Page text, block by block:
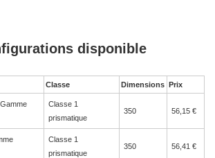
disponible
Classe Dimensions Prix
Classe 1
prismatique
350 56,15 €
Classe 1
prismatique
350 56,41 €